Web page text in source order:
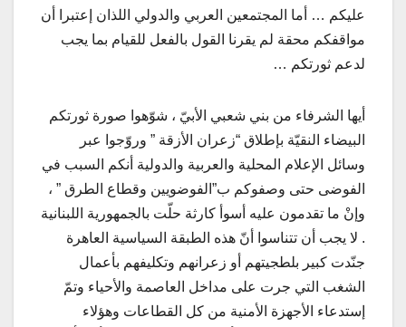
عليكم … أما المجتمعين العربي والدولي اللذان إعتبرا أن
مواقفكم محقة لم يقرنا القول بالفعل للقيام بما يجب
لدعم ثورتكم …
أيها الشرفاء من بني شعبي الأبيّ ، شوّهوا صورة ثورتكم
البيضاء النقيّة بإطلاق “زعران الأزقة ” وروّجوا عبر
وسائل الإعلام المحلية والعربية والدولية أنكم السبب في
الفوضى حتى وصفوكم ب”الفوضويين وقطاع الطرق ” ،
وإنْ ما تقدمون عليه أسوأ كارثة حلّت بالجمهورية اللبنانية
. لا يجب أن تتناسوا أنّ هذه الطبقة السياسية العاهرة
جنّدت كبير بلطجيتهم أو زعرانهم وتكليفهم بأعمال
الشغب التي جرت على مداخل العاصمة والأحياء وتمّ
إستدعاء الأجهزة الأمنية من كل القطاعات وهؤلاء